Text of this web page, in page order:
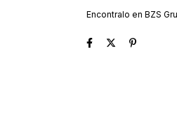
Encontralo en BZS